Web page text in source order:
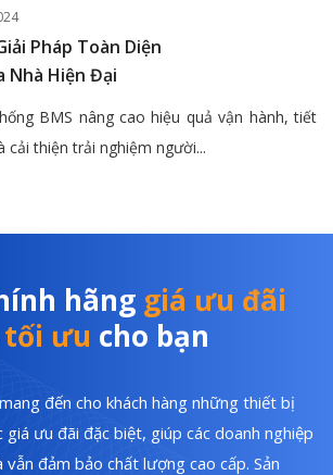
Pháp Toàn Diện
Nhà Hiện Đại
BMS nâng cao hiệu quả vận hành, tiết
cải thiện trải nghiệm người...
hãng giá ưu đãi
tối ưu cho bạn
đến cho khách hàng những thiết bị
giá ưu đãi đặc biệt, giúp các doanh nghiệp
đảm bảo chất lượng cao cấp. Sản